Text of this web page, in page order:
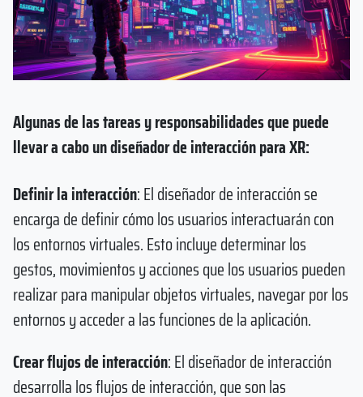
Algunas de las tareas y responsabilidades que puede
llevar a cabo un diseñador de interacción para XR:
Definir la interacción: El diseñador de interacción se
encarga de definir cómo los usuarios interactuarán con
los entornos virtuales. Esto incluye determinar los
gestos, movimientos y acciones que los usuarios pueden
realizar para manipular objetos virtuales, navegar por los
entornos y acceder a las funciones de la aplicación.
Crear flujos de interacción: El diseñador de interacción
desarrolla los flujos de interacción, que son las